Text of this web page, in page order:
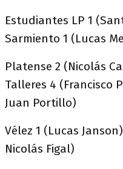
Estudiantes LP 1
Sarmiento 1 (Lucas
Platense 2 (Nicolás
Talleres 4 (Francisco
Juan Portillo)
Vélez 1 (Lucas
Nicolás Figal)